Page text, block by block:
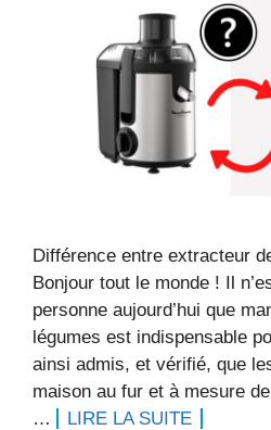
Différence entre extracteur
Bonjour tout le monde ! Il
personne aujourd’hui que
légumes est indispensable
ainsi admis, et vérifié, que
maison au fur et à mesure
…
LIRE LA SUITE